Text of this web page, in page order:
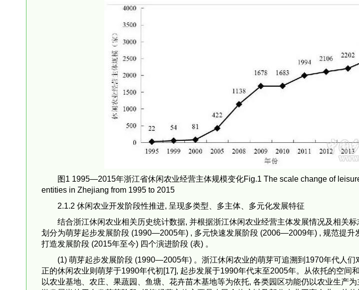
图1 1995—2015年浙江省休闲农业经营主体规模变化Fig.1 The scale change of
entities in Zhejiang from 1995 to 2015
2.1.2 休闲农业开发阶段性推进, 呈现多类型、多主体、多元化发展特征
结合浙江休闲农业相关历史统计数据, 并根据浙江休闲农业经营主体发展情况及相关
划分为萌芽起步发展阶段 (1990—2005年) , 多元快速发展阶段 (2006—2009年) , 规范提
打造发展阶段 (2015年至今) 四个演进阶段 (表) 。
(1) 萌芽起步发展阶段 (1990—2005年) 。浙江休闲农业的萌芽可追溯到1970年代人们
正的休闲农业则萌芽于1990年代初[17], 起步发展于1990年代末至2005年。从依托的空间
以农业基地、农庄、果蔬园、鱼塘、花卉苗木基地等为依托, 各类园区功能仍以农业生产